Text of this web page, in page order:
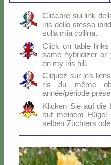
Clic­ca­re sui link
iris del­lo stes­so
sul­la mia col­li­na.
Click on ta­ble
sa­me hy­bri­di­zer or
on my iris hill.
Cli­quez sur les
ris du mê­me
année/période
Klic­ken Sie auf die
auf mei­nem Hü­gel
sel­ben Zü­ch­ters